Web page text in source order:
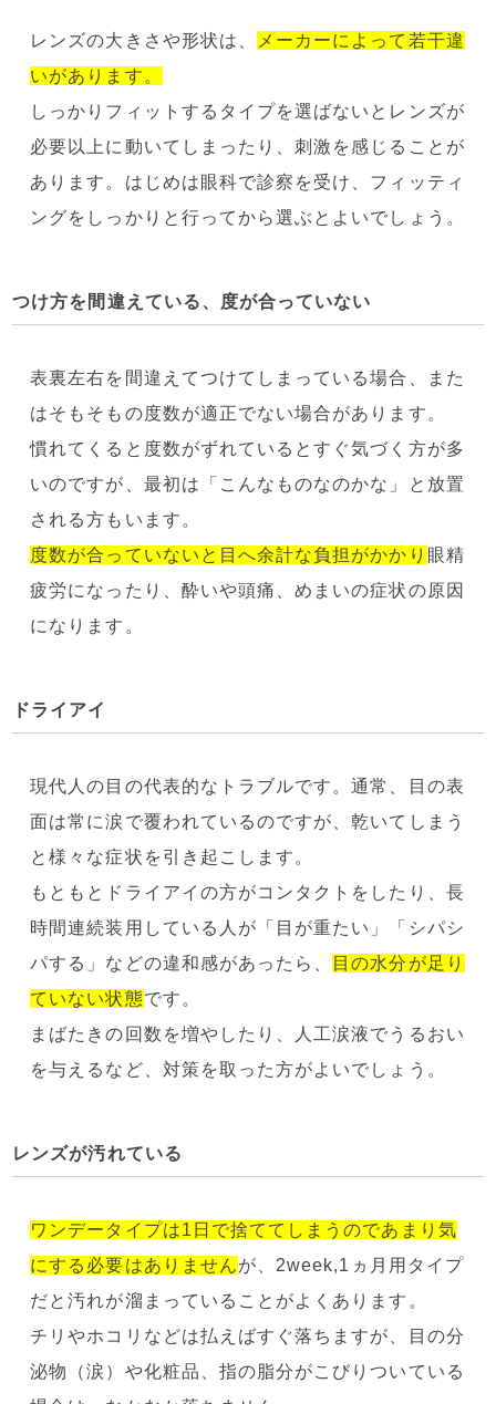
レンズの大きさや形状は、
メーカーによって若干違
いがあります。
しっかりフィットするタイプを選ばないとレンズが
必要以上に動いてしまったり、刺激を感じることが
あります。はじめは眼科で診察を受け、フィッティ
ングをしっかりと行ってから選ぶとよいでしょう。
つけ方を間違えている、度が合っていない
表裏左右を間違えてつけてしまっている場合、また
はそもそもの度数が適正でない場合があります。
慣れてくると度数がずれているとすぐ気づく方が多
いのですが、最初は「こんなものなのかな」と放置
される方もいます。
度数が合っていないと目へ余計な負担がかかり 眼精
疲労になったり、酔いや頭痛、めまいの症状の原因
になります。
ドライアイ
現代人の目の代表的なトラブルです。通常、目の表
面は常に涙で覆われているのですが、乾いてしまう
と様々な症状を引き起こします。
もともとドライアイの方がコンタクトをしたり、長
時間連続装用している人が「目が重たい」「シパシ
パする」などの違和感があったら、
目の水分が足り
ていない状態です。
まばたきの回数を増やしたり、人工涙液でうるおい
を与えるなど、対策を取った方がよいでしょう。
レンズが汚れている
ワンデータイプは1日で捨ててしまうのであまり気
にする必要はありませんが、2week,1ヵ月用タイプ
だと汚れが溜まっていることがよくあります。
チリやホコリなどは払えばすぐ落ちますが、目の分
泌物（涙）や化粧品、指の脂分がこびりついている